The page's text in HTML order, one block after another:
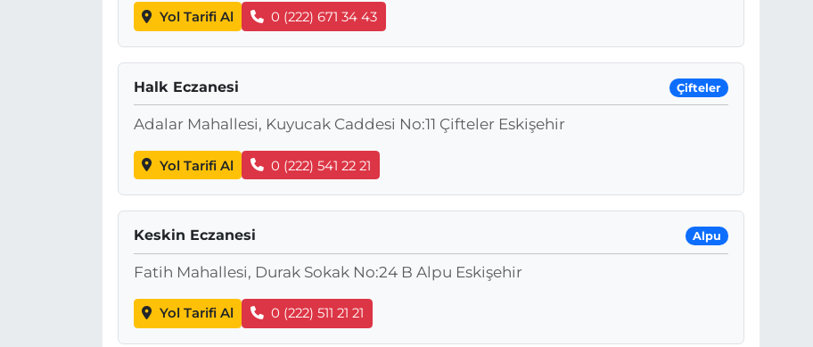
Yol Tarifi Al 0 (222) 671 34 43
Halk Eczanesi Çifteler
Adalar Mahallesi, Kuyucak Caddesi No:11 Çifteler Eskişehir
Yol Tarifi Al 0 (222) 541 22 21
Keskin Eczanesi Alpu
Fatih Mahallesi, Durak Sokak No:24 B Alpu Eskişehir
Yol Tarifi Al 0 (222) 511 21 21